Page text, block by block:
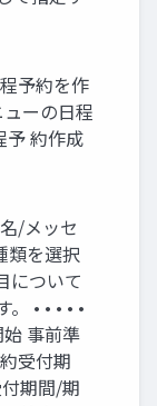
予約を作
ーの日程
予 約作成
/メッセ
類を選択
について
• • • • •
始 事前準
受付期
期間/期